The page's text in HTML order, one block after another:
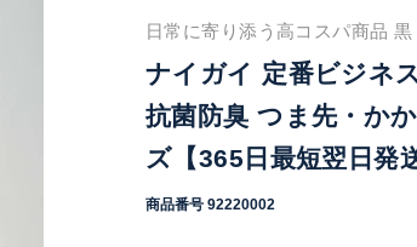
日常に寄り添う高コスパ商品
ナイガイ 定番ビジネ
抗菌防臭 つま先・か
ズ【365日最短翌日発
商品番号 92220002